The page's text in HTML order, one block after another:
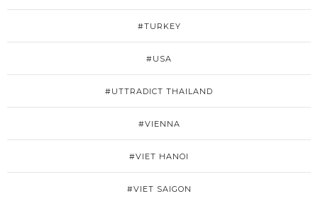
#TURKEY
#USA
#UTTRADICT THAILAND
#VIENNA
#VIET HANOI
#VIET SAIGON